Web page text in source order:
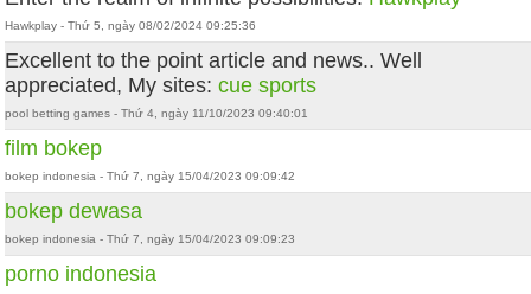
Hawkplay - Thứ 5, ngày 08/02/2024 09:25:36
Excellent to the point article and news.. Well
appreciated, My sites:cue sports
pool betting games - Thứ 4, ngày 11/10/2023 09:40:01
film bokep
bokep indonesia - Thứ 7, ngày 15/04/2023 09:09:42
bokep dewasa
bokep indonesia - Thứ 7, ngày 15/04/2023 09:09:23
porno indonesia